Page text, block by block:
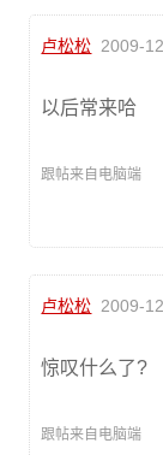
卢松松 2009-
以后常来哈
跟帖来自电脑端
卢松松 2009-
惊叹什么了?
跟帖来自电脑端